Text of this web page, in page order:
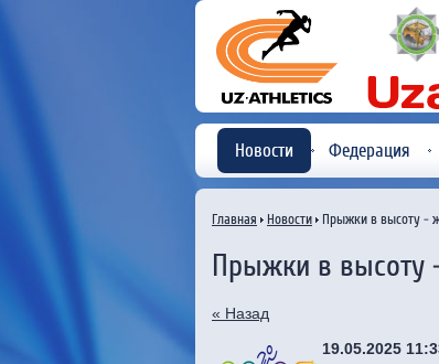
Новости Федерация
Главная Новости Прыжки в высоту -
Прыжки в
« Назад
19.05.2025